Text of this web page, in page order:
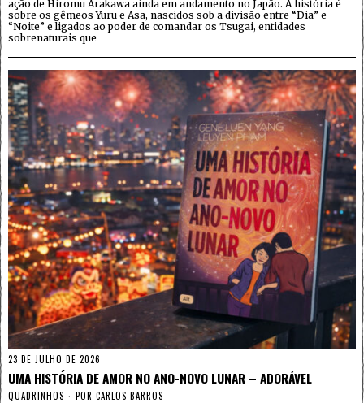
ação de Hiromu Arakawa ainda em andamento no Japão. A história é
sobre os gêmeos Yuru e Asa, nascidos sob a divisão entre “Dia” e
“Noite” e ligados ao poder de comandar os Tsugai, entidades
sobrenaturais que
23 DE JULHO DE 2026
UMA HISTÓRIA DE AMOR NO ANO-NOVO LUNAR – ADORÁVEL
QUADRINHOS POR CARLOS BARROS